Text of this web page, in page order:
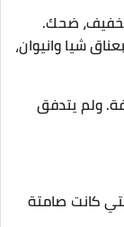
ضحك.
شيا وانيوان،
ولم يتدفق
كانت صامتة